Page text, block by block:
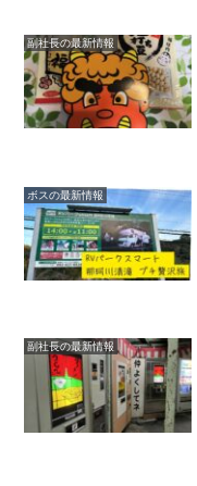
副社長の最新情報
ボスの最新情報
副社長の最新情報